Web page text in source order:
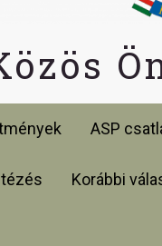
ASP
Korábbi